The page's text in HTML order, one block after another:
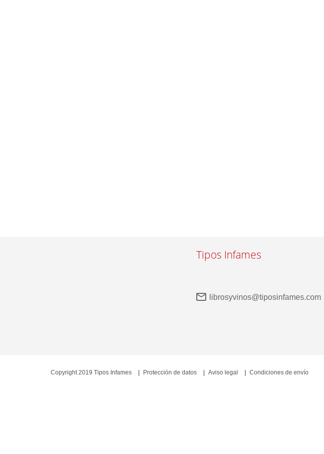
Tipos Infames
librosyvinos@tiposinfames.com
Copyright 2019 Tipos Infames Protección de datos Aviso legal Condiciones de envío